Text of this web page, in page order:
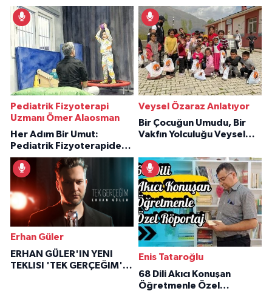
Pediatrik Fizyoterapi
Uzmanı Ömer Alaosman
Her Adım Bir Umut:
Pediatrik Fizyoterapiden
İlham Veren Hikâyeler
Veysel Özaraz Anlatıyor
Bir Çocuğun Umudu, Bir
Vakfın Yolculuğu Veysel
Erhan Güler
ERHAN GÜLER'IN YENI
TEKLISI 'TEK GERÇEĞIM'LE
Enis Tataroğlu
68 Dili Akıcı Konuşan
Öğretmenle Özel